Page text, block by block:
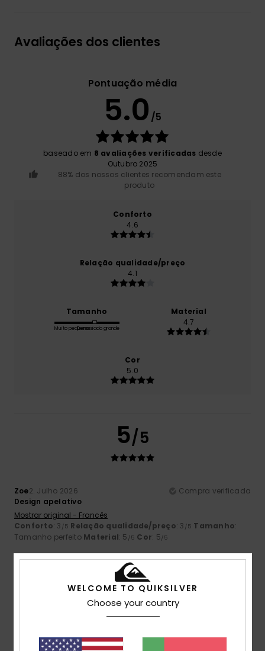
Avaliações dos clientes
Pontuação média
5.0 /5
baseado em 8 avaliações verificadas desde
Outubro 2025
88% dos nossos clientes recomendam este
produto
Conforto
4.6
Relação qualidade/preço
4.1
Tamanho
Muito pequenoDemasiado grande
Material
4.7
Cor
5.0
5/5
Zoe2. Julho 2026
Compra verificada
Design apelativo
Mostrar original - Francês
Conforto: 3 /5 Relação qualidade/preço: 3 /5 Tamanho:
Tamanho perfeito Material: 5 /5 Cor: 5/5
5/5
boa qualidade, boas dimensões
WELCOME TO QUIKSILVER
Choose your country